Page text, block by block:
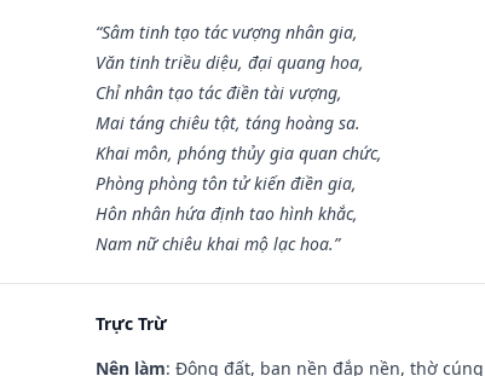
“Sâm tinh tạo tác vượng nhân gia,
Văn tinh triều diệu, đại quang hoa,
Chỉ nhân tạo tác điền tài vượng,
Mai táng chiêu tật, táng hoàng sa.
Khai môn, phóng thủy gia quan chức,
Phòng phòng tôn tử kiến điền gia,
Hôn nhân hứa định tao hình khắc,
Nam nữ chiêu khai mộ lạc hoa.”
Trực Trừ
Nên làm: Động đất, ban nền đắp nền, thờ